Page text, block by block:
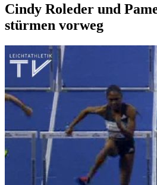
Cindy Roleder und
stürmen vorweg